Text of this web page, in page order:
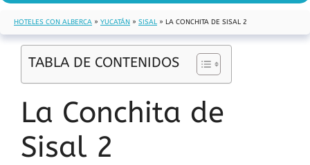
HOTELES CON ALBERCA » YUCATÁN » SISAL » LA CONCHITA DE SISAL 2
TABLA DE CONTENIDOS
La Conchita de
Sisal 2